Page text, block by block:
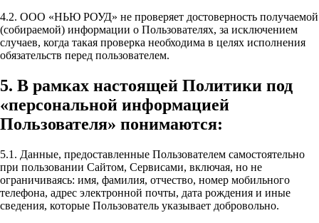
4.2. ООО «НЬЮ РОУД» не проверяет достоверность получаемой
(собираемой) информации о Пользователях, за исключением
случаев, когда такая проверка необходима в целях исполнения
обязательств перед пользователем.
5. В рамках настоящей Политики под
«персональной информацией
Пользователя» понимаются:
5.1. Данные, предоставленные Пользователем самостоятельно
при пользовании Сайтом, Сервисами, включая, но не
ограничиваясь: имя, фамилия, отчество, номер мобильного
телефона, адрес электронной почты, дата рождения и иные
сведения, которые Пользователь указывает добровольно.